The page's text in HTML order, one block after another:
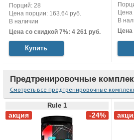
Порций: 28
Цена порции: 163.64 руб.
В наличии
Цена со скидкой 7%: 4 261 руб.
Купить
Цена
В
Цена
Предтренировочные
Смотреть все предтренировочные
Rule 1